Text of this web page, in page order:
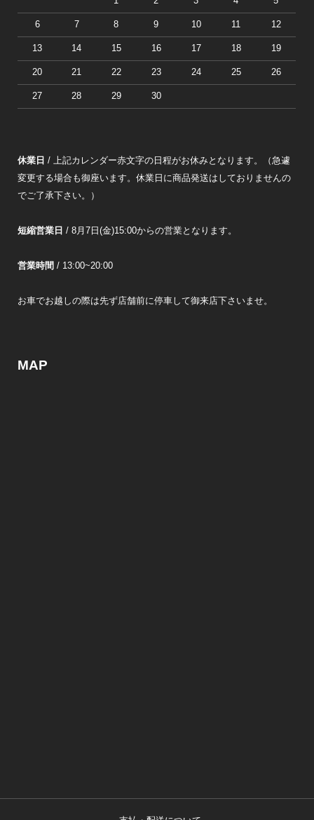
6 7 8 9 10 11 12
13 14 15 16 17 18 19
20 21 22 23 24 25 26
27 28 29 30
休業日 / 上記カレンダー赤文字の日程がお休みとなります。（急遽
変更する場合も御座います。休業日に商品発送はしておりませんの
でご了承下さい。）
短縮営業日 / 8月7日(金)15:00からの営業となります。
営業時間 / 13:00~20:00
お車でお越しの際は先ず店舗前に停車して御来店下さいませ。
MAP